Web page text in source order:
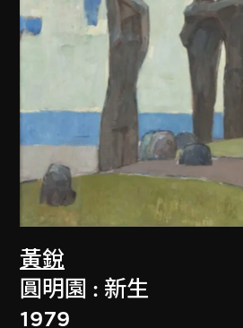
黃銳
圓明園 : 新生
1979